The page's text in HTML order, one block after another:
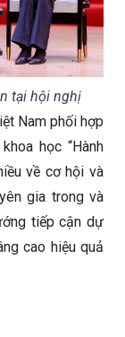
tại hội nghị
Nam phối hợp
học “Hành
về cơ hội và
gia trong và
tiếp cận dự
cao hiệu quả